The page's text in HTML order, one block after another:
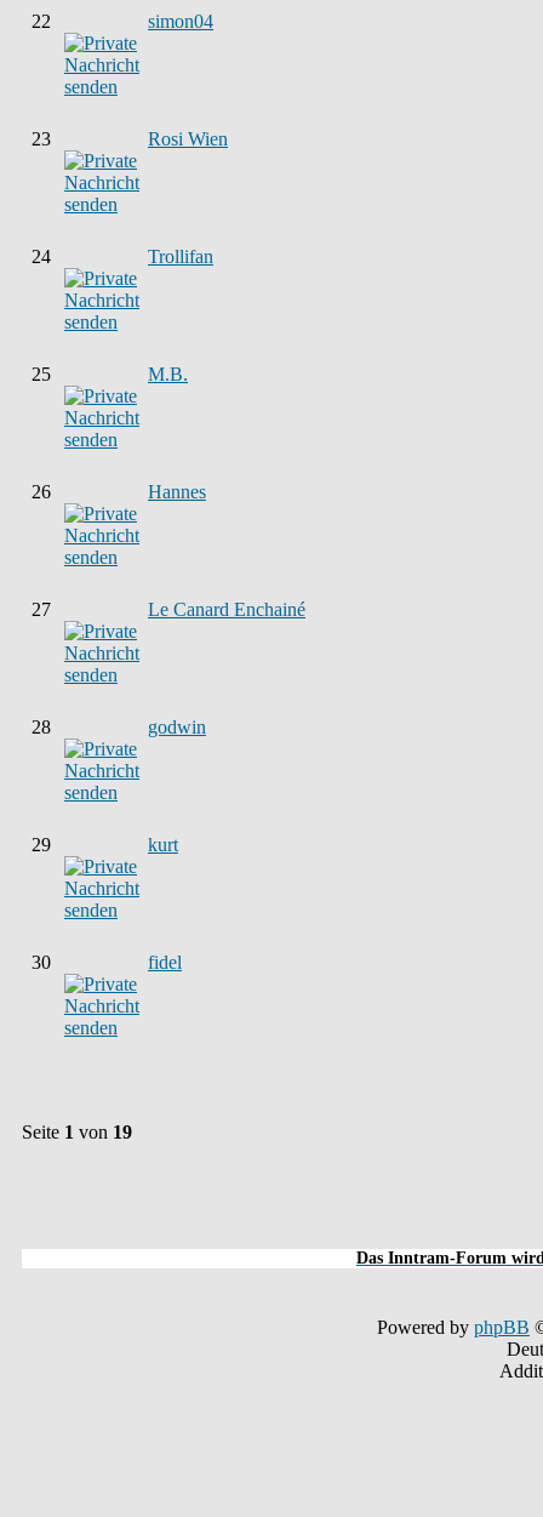
22 simon04
23 Rosi Wien
24 Trollifan
25 M.B.
26 Hannes
27 Le Canard Enchainé
28 godwin
29 kurt
30 fidel
Seite 1 von 19
Das Inntram-Forum
Powered by phpBB